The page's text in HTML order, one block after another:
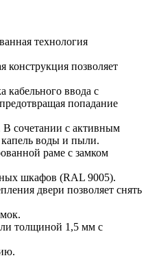
технология
позволяет
ввода с
попадание
сочетании с активным
капель воды и пыли.
раме с замком
шкафов (RAL 9005).
двери позволяет снять
толщиной 1,5 мм с